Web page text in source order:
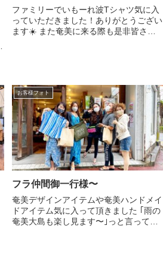
ファミリーでいもーれ波Tシャツ気に入
っていただきました！ありがとうござい
ます☀️ また奄美に来る際も是非皆さん
お客様フォト
フラ仲間御一行様〜
奄美デザインアイテムや奄美ハンドメイ
ドアイテム気に入って頂きました ｢雨の
奄美大島も楽し見ます〜｣っと言って頂